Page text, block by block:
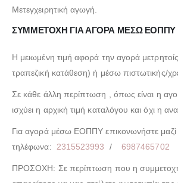
Μετεγχειρητική αγωγή.
ΣΥΜΜΕΤΟΧΗ ΓΙΑ ΑΓΟΡΑ ΜΕΣΩ ΕΟΠΠΥ
Η μειωμένη τιμή αφορά την αγορά
τραπεζική κατάθεση) ή μέσω πιστωτικής/
Σε κάθε άλλη περίπτωση , όπως είναι η
ισχύει η αρχική τιμή καταλόγου και όχι η
Για αγορά μέσω ΕΟΠΠΥ επικονωνήστε
τηλέφωνα:
2315523993 / 6987465702
ΠΡΟΣΟΧΗ: Σε περίπτωση που η συμμετοχή